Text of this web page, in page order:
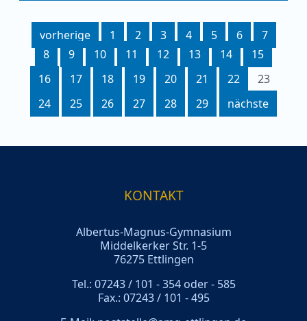
vorherige 1 2 3 4 5 6
7
8
9 10 11 12 13 14
15
16
17 18 19 20 21 22
23
24
25 26 27 28 29 nächste
KONTAKT
Albertus-Magnus-Gymnasium
Middelkerker Str. 1-5
76275 Ettlingen
Tel.: 07243 / 101 - 354 oder - 585
Fax.: 07243 / 101 - 495